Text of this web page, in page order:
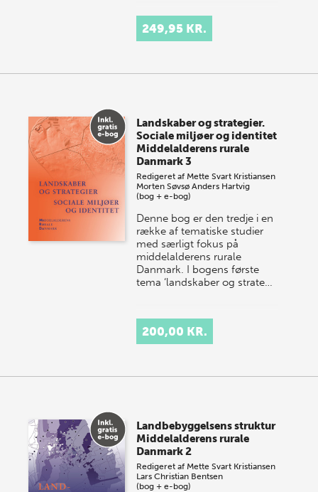
Gefjon – Arkæologiske
studier og rapporter er et
tidsskrift for arkæologiske
249,95 KR.
Landskaber og strategier.
Sociale miljøer og identitet
Middelalderens rurale
Danmark 3
Redigeret af Mette Svart Kristiansen
Morten Søvsø Anders Hartvig
(bog + e-bog)
Denne bog er den tredje i en
række af tematiske studier
med særligt fokus på
middelalderens rurale
Danmark. I bogens første
tema ‘landskaber og strate…
200,00 KR.
Landbebyggelsens struktur
Middelalderens rurale
Danmark 2
Redigeret af Mette Svart Kristiansen
Lars Christian Bentsen
(bog + e-bog)